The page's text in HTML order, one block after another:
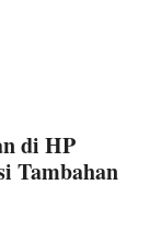
di HP
Tambahan